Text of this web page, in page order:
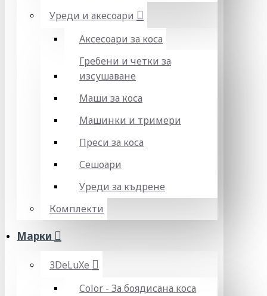
Уреди и акесоари
Аксесоари за коса
Гребени и четки за
изсушаване
Маши за коса
Машинки и тримери
Преси за коса
Сешоари
Уреди за къдрене
Комплекти
Марки
3DeLuXe
Color - За боядисана коса